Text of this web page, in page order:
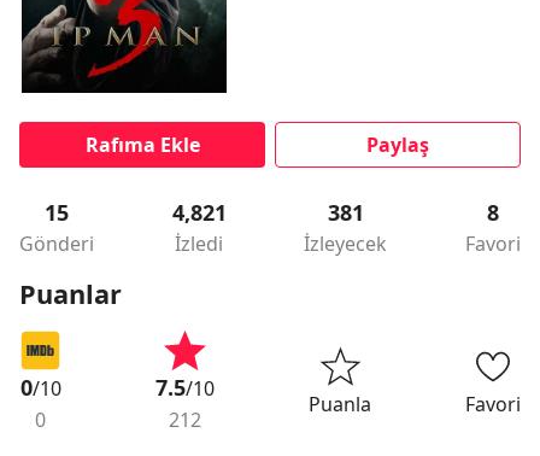
Rafıma Ekle Paylaş
15
Gönderi
4,821
İzledi
381
İzleyecek
8
Favori
Puanlar
0/10
0
7.5/10
212
Puanla Favori